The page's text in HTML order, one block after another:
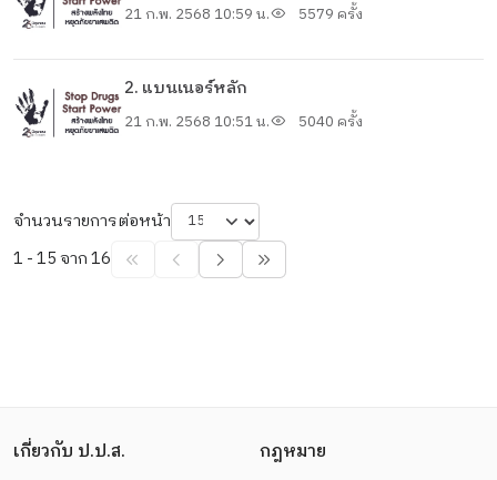
21 ก.พ. 2568 10:59 น. 5579 ครั้ง
2. แบนเนอร์หลัก
21 ก.พ. 2568 10:51 น. 5040 ครั้ง
จำนวนรายการต่อหน้า
1 - 15 จาก 16
เกี่ยวกับ ป.ป.ส. กฎหมาย